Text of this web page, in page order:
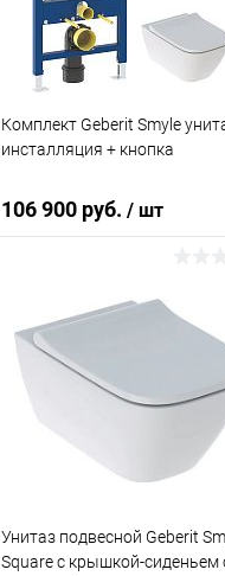
Комплект Geberit Smyle
инсталляция + кнопка
106 900 руб. / шт
В корзину
Купить в 1 клик
Под
Унитаз подвесной Geberit
Square с крышкой-сиденьем